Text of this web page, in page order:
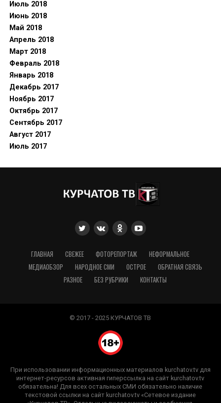
Июль 2018
Июнь 2018
Май 2018
Апрель 2018
Март 2018
Февраль 2018
Январь 2018
Декабрь 2017
Ноябрь 2017
Октябрь 2017
Сентябрь 2017
Август 2017
Июль 2017
ГЛАВНАЯ СВЕЖЕЕ ФОТОРЕПОРТАЖ
НЕФОРМАЛЬНОЕ
МЕДИАОБЗОР
НАРОДНОЕ СМИ ОСТРОЕ
ОБРАТНАЯ СВЯЗЬ
РАЗНОЕ
БЕЗ РУБРИКИ КОНТАКТЫ
© 2017 - 2025 КУРЧАТОВ ТВ
При использовании информационных материалов kurchatov.tv для
интернет-ресурсов активная гиперссылка на сайт kurchatov.tv
обязательна! Для всех остальных СМИ обязательно наличие
текстовой ссылки на сайт kurchatov.tv «Сетевое издание